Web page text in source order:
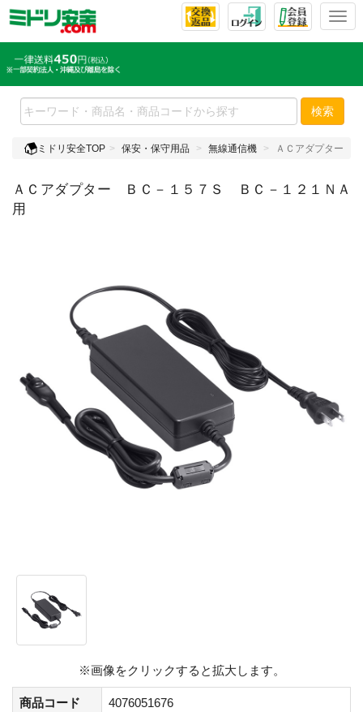
T
l
e
n
g
検索
ミドリ安全TOP 保安・保守用品 無線通信機 ＡＣアダプター
ＡＣアダプター ＢＣ－１５７Ｓ ＢＣ－１２１ＮＡ
用
※画像をクリックすると拡大します。
商品コード 4076051676